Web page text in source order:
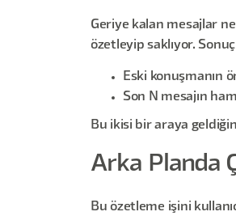
Geriye kalan mesajlar
özetleyip saklıyor.
Eski konuşmanın
Son N mesajın
Bu ikisi bir araya
Arka Planda
Bu özetleme işini